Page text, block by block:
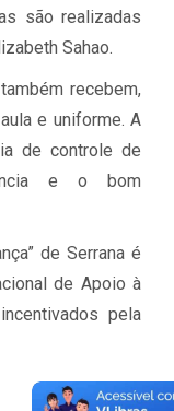
são realizadas
Sahao.
recebem,
e uniforme. A
de controle de
e o bom
de Serrana é
de Apoio à
pela